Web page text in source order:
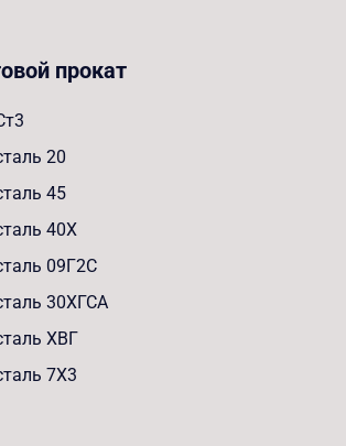
прокат
20
45
40Х
09Г2С
30ХГСА
ХВГ
7Х3